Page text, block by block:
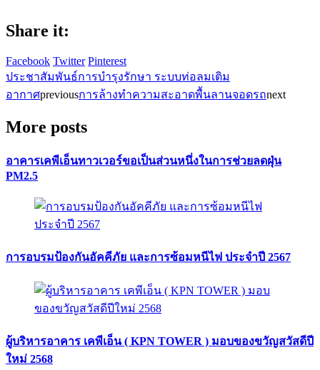
Share it:
Facebook Twitter Pinterest
ประชาสัมพันธ์การบำรุงรักษา ระบบท่อลมเติม
อากาศpreviousการล้างทำความสะอาดพื้นลานจอดรถnext
More posts
อาคารเคพีเอ็นทาวเวอร์ขอเป็นส่วนหนึ่งในการช่วยลดฝุ่น
PM2.5
การอบรมป้องกันอัคคีภัย และการซ้อมหนีไฟ ประจำปี 2567
ผู้บริหารอาคาร เคพีเอ็น ( KPN TOWER ) มอบของขวัญสวัสดีปี
ใหม่ 2568